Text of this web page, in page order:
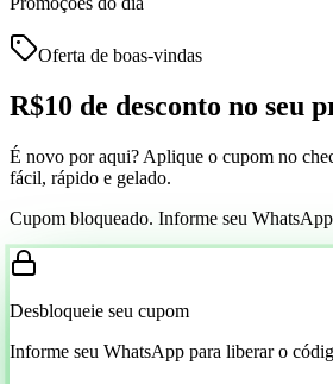
Oferta de boas-vindas
R$10 de desconto no seu
É novo por aqui? Aplique o cupom no
fácil, rápido e gelado.
Cupom bloqueado. Informe seu
Desbloqueie seu cupom
Informe seu WhatsApp para liberar o